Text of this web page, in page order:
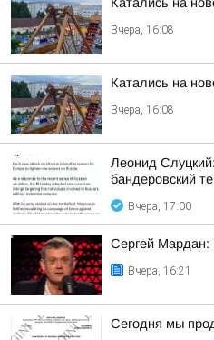
Вчера, 16:08
Катались на
Вчера, 16:08
Леонид
бандеровский
Вчера, 17:00
Сергей Мардан:
Вчера, 16:21
Сегодня мы